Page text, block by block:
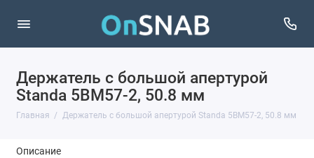
Держатель с большой апертурой
Standa 5BM57-2, 50.8 мм
Главная Держатель с большой апертурой Standa 5BM57-2, 50.8 мм
Описание